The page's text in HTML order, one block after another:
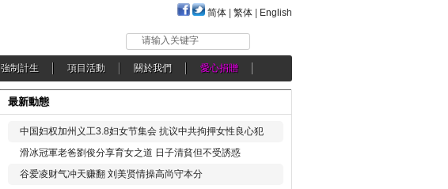
简体 繁体 English
请输入关键字
強制計生 項目活動 關於我們 愛心捐贈
最新動態
中国妇权加州义工3.8妇女节集会 抗议中共拘押女性良心犯
滑冰冠軍老爸劉俊分享育女之道 日子清貧但不受誘惑
谷爱凌财气冲天赚翻 刘美贤情操高尚守本分